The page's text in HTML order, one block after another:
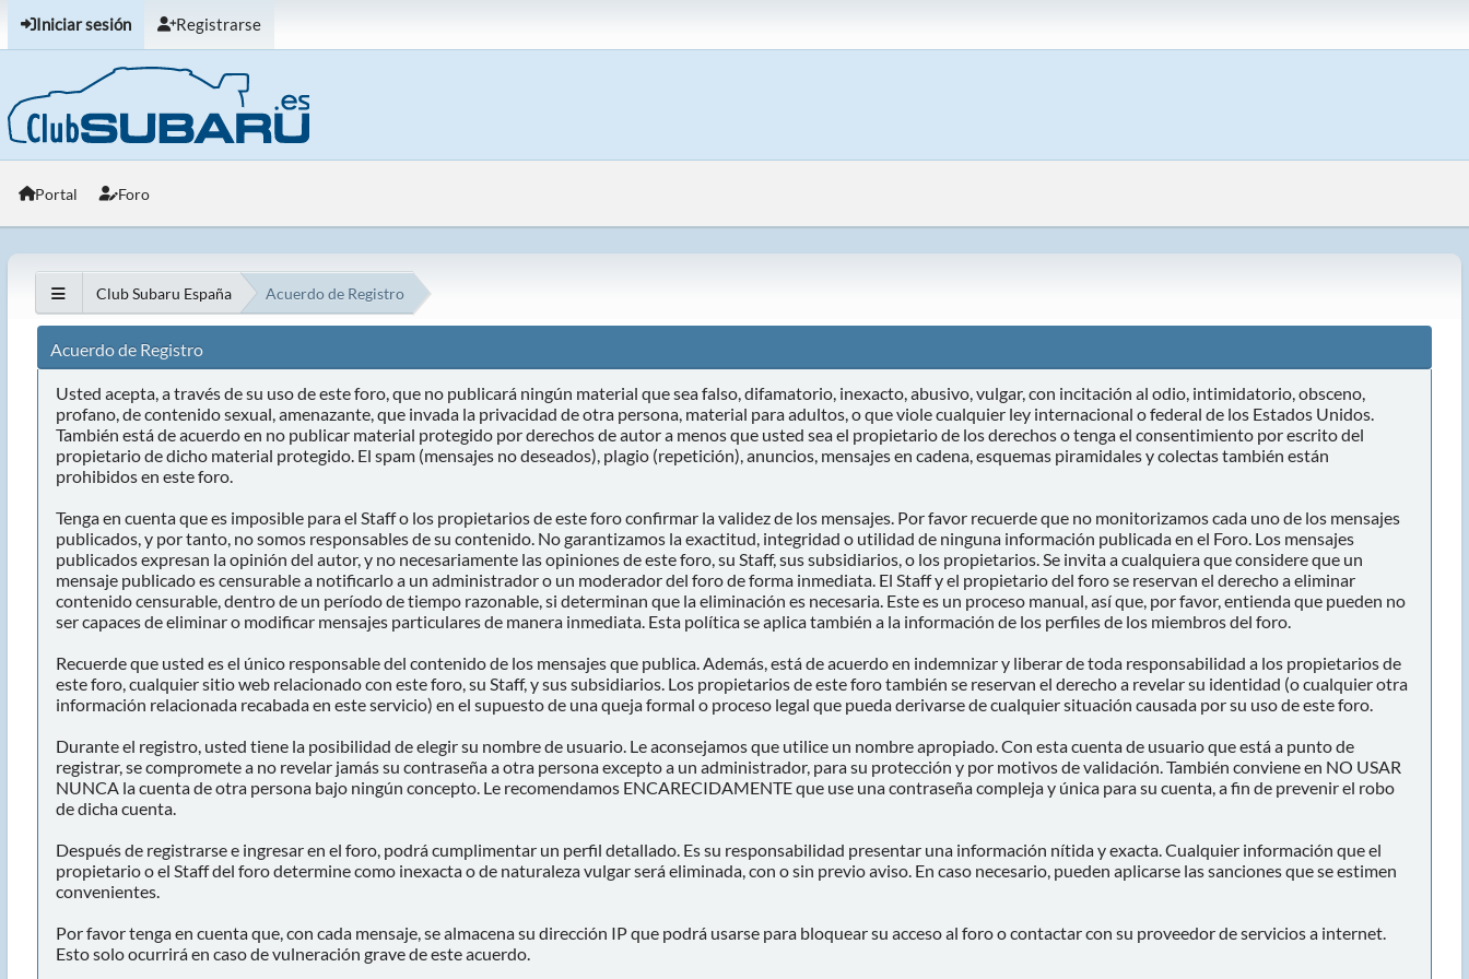
Iniciar sesión Registrarse
Portal Foro
Club Subaru España Acuerdo de Registro
Acuerdo de Registro
Usted acepta, a través de su uso de este foro, que no publicará ningún material que sea falso, difamatorio, inexacto, abusivo, vulgar, con incitación al odio, intimidatorio, obsceno,
profano, de contenido sexual, amenazante, que invada la privacidad de otra persona, material para adultos, o que viole cualquier ley internacional o federal de los Estados Unidos.
También está de acuerdo en no publicar material protegido por derechos de autor a menos que usted sea el propietario de los derechos o tenga el consentimiento por escrito del
propietario de dicho material protegido. El spam (mensajes no deseados), plagio (repetición), anuncios, mensajes en cadena, esquemas piramidales y colectas también están
prohibidos en este foro.
Tenga en cuenta que es imposible para el Staff o los propietarios de este foro confirmar la validez de los mensajes. Por favor recuerde que no monitorizamos cada uno de los mensajes
publicados, y por tanto, no somos responsables de su contenido. No garantizamos la exactitud, integridad o utilidad de ninguna información publicada en el Foro. Los mensajes
publicados expresan la opinión del autor, y no necesariamente las opiniones de este foro, su Staff, sus subsidiarios, o los propietarios. Se invita a cualquiera que considere que un
mensaje publicado es censurable a notificarlo a un administrador o un moderador del foro de forma inmediata. El Staff y el propietario del foro se reservan el derecho a eliminar
contenido censurable, dentro de un período de tiempo razonable, si determinan que la eliminación es necesaria. Este es un proceso manual, así que, por favor, entienda que pueden no
ser capaces de eliminar o modificar mensajes particulares de manera inmediata. Esta política se aplica también a la información de los perfiles de los miembros del foro.
Recuerde que usted es el único responsable del contenido de los mensajes que publica. Además, está de acuerdo en indemnizar y liberar de toda responsabilidad a los propietarios de
este foro, cualquier sitio web relacionado con este foro, su Staff, y sus subsidiarios. Los propietarios de este foro también se reservan el derecho a revelar su identidad (o cualquier otra
información relacionada recabada en este servicio) en el supuesto de una queja formal o proceso legal que pueda derivarse de cualquier situación causada por su uso de este foro.
Durante el registro, usted tiene la posibilidad de elegir su nombre de usuario. Le aconsejamos que utilice un nombre apropiado. Con esta cuenta de usuario que está a punto de
registrar, se compromete a no revelar jamás su contraseña a otra persona excepto a un administrador, para su protección y por motivos de validación. También conviene en NO USAR
NUNCA la cuenta de otra persona bajo ningún concepto. Le recomendamos ENCARECIDAMENTE que use una contraseña compleja y única para su cuenta, a fin de prevenir el robo
de dicha cuenta.
Después de registrarse e ingresar en el foro, podrá cumplimentar un perfil detallado. Es su responsabilidad presentar una información nítida y exacta. Cualquier información que el
propietario o el Staff del foro determine como inexacta o de naturaleza vulgar será eliminada, con o sin previo aviso. En caso necesario, pueden aplicarse las sanciones que se estimen
convenientes.
Por favor tenga en cuenta que, con cada mensaje, se almacena su dirección IP que podrá usarse para bloquear su acceso al foro o contactar con su proveedor de servicios a internet.
Esto solo ocurrirá en caso de vulneración grave de este acuerdo.